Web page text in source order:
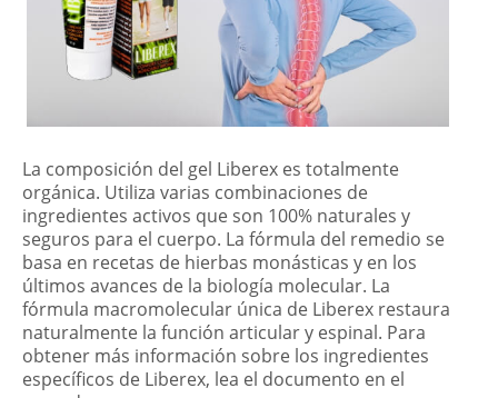
La composición del gel Liberex es totalmente
orgánica. Utiliza varias combinaciones de
ingredientes activos que son 100% naturales y
seguros para el cuerpo. La fórmula del remedio se
basa en recetas de hierbas monásticas y en los
últimos avances de la biología molecular. La
fórmula macromolecular única de Liberex restaura
naturalmente la función articular y espinal. Para
obtener más información sobre los ingredientes
específicos de Liberex, lea el documento en el